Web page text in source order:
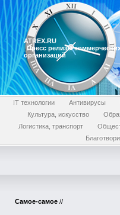
ATREX.RU
Пресс релизы
организаций
IT технологии Антивирусы
Культура, искусство
Логистика, транспорт
Самое-самое //